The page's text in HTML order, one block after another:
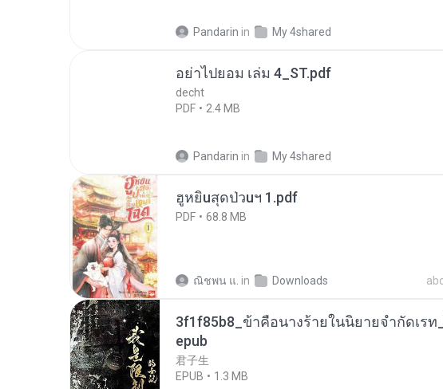
Pandarin in My 4shared
อย่าไปยอม เล่ม 4_ST.pdf
decht
PDF
2.4 MB
Pandarin in My 4shared
ฮูหยิuสุดป่วuฯ 1.pdf
PDF 68.8 MB
ณิชพน แ. in Downloads
3f1f85b8_ข้าคือนางร้ายในนิยายจำกัดเรท
epub
君子生
EPUB
1.3 MB